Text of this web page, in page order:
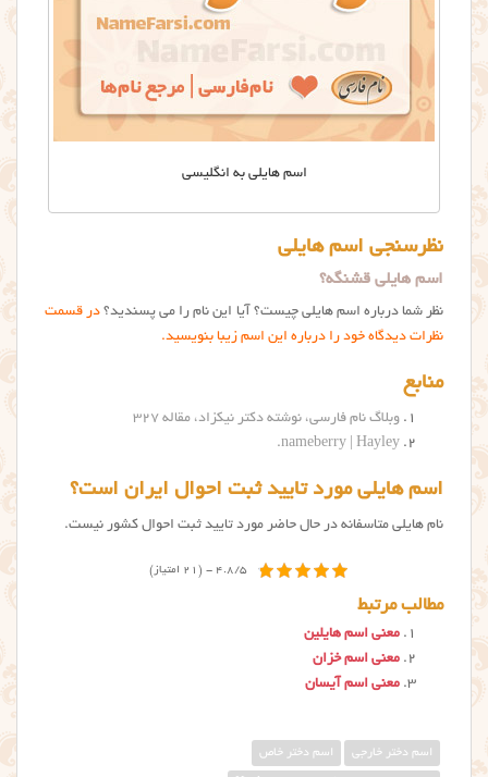
اسم هایلی به انگلیسی
نظرسنجی اسم هایلی
اسم هایلی قشنگه؟
نظر شما درباره اسم هایلی چیست؟ آیا این نام را می پسندید؟ در قسمت
نظرات دیدگاه خود را درباره این اسم زیبا بنویسید.
منابع
وبلاگ نام فارسی، نوشته دکتر نیکزاد، مقاله ۳۲۷
nameberry | Hayley
.
اسم هایلی مورد تایید ثبت احوال ایران است؟
نام هایلی متاسفانه در حال حاضر مورد تایید ثبت احوال کشور نیست.
4.8/5 - (21 امتیاز)
مطالب مرتبط
معنی اسم هایلین
معنی اسم خزان
معنی اسم آیسان
اسم دختر خارجی اسم دختر خاص